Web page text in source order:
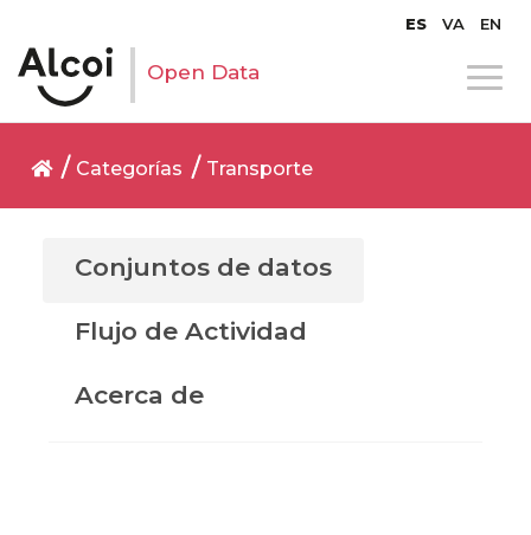
ES VA EN
Open Data
Categorías Transporte
Conjuntos de datos
Flujo de Actividad
Acerca de